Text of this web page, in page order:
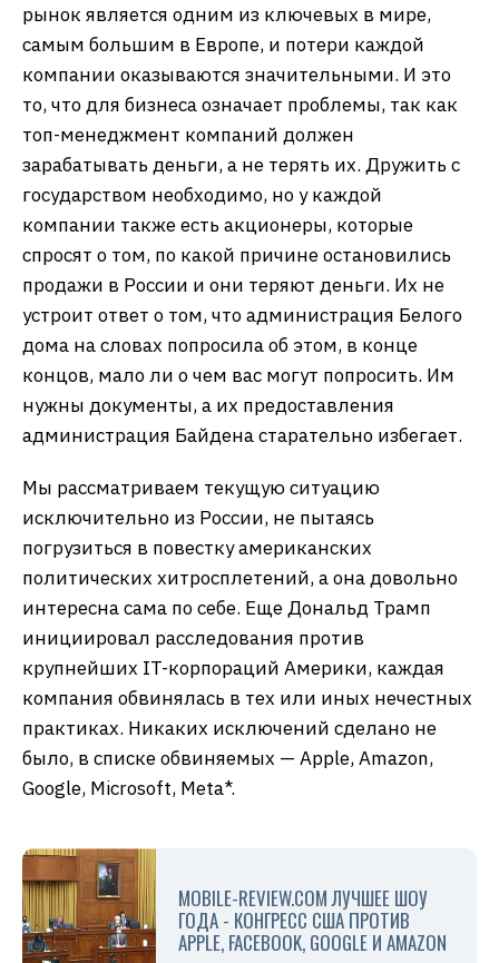
рынок является одним из ключевых в мире,
самым большим в Европе, и потери каждой
компании оказываются значительными. И это
то, что для бизнеса означает проблемы, так как
топ-менеджмент компаний должен
зарабатывать деньги, а не терять их. Дружить с
государством необходимо, но у каждой
компании также есть акционеры, которые
спросят о том, по какой причине остановились
продажи в России и они теряют деньги. Их не
устроит ответ о том, что администрация Белого
дома на словах попросила об этом, в конце
концов, мало ли о чем вас могут попросить. Им
нужны документы, а их предоставления
администрация Байдена старательно избегает.
Мы рассматриваем текущую ситуацию
исключительно из России, не пытаясь
погрузиться в повестку американских
политических хитросплетений, а она довольно
интересна сама по себе. Еще Дональд Трамп
инициировал расследования против
крупнейших IT-корпораций Америки, каждая
компания обвинялась в тех или иных нечестных
практиках. Никаких исключений сделано не
было, в списке обвиняемых — Apple, Amazon,
Google, Microsoft, Meta*.
MOBILE-REVIEW.COM ЛУЧШЕЕ ШОУ
ГОДА - КОНГРЕСС США ПРОТИВ
APPLE, FACEBOOK, GOOGLE И AMAZON